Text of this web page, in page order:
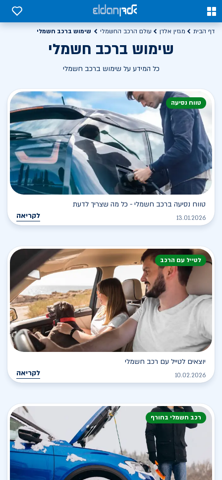
0
0
דף הבית מגזין אלדן עולם הרכב החשמלי שימוש ברכב חשמלי
שימוש ברכב חשמלי
כל המידע על שימוש ברכב חשמלי
טווח נסיעה
טווח נסיעה ברכב חשמלי - כל מה שצריך לדעת
13.01.2026 לקריאה
לטייל עם הרכב
יוצאים לטייל עם רכב חשמלי
10.02.2026 לקריאה
רכב חשמלי בחורף